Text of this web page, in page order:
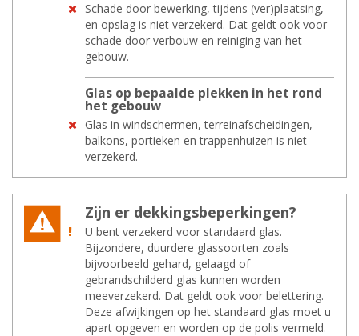
Schade door bewerking, tijdens (ver)plaatsing,
en opslag is niet verzekerd. Dat geldt ook voor
schade door verbouw en reiniging van het
gebouw.
Glas op be­paal­de plek­ken in het rond
het ge­bouw
Glas in windschermen, terreinafscheidingen,
balkons, portieken en trappenhuizen is niet
verzekerd.
Zijn er dek­kings­be­per­kin­gen?
U bent verzekerd voor standaard glas.
Bijzondere, duurdere glassoorten zoals
bijvoorbeeld gehard, gelaagd of
gebrandschilderd glas kunnen worden
meeverzekerd. Dat geldt ook voor belettering.
Deze afwijkingen op het standaard glas moet u
apart opgeven en worden op de polis vermeld.